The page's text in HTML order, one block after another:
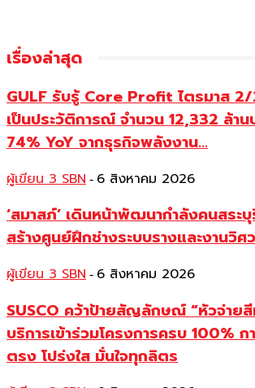
เรื่องล่าสุด
GULF รับรู้ Core Profit ไตรมาส
เป็นประวัติการณ์ จำนวน 12,332 ล้าน
74% YoY จากธุรกิจพลังงาน...
ผู้เขียน 3 SBN - 6 สิงหาคม 2026
‘สมาสภ์’ เดินหน้าพัฒนากำลังคนสระ
สร้างศูนย์ฝึกช่างระบบรางและงานวิศ
ผู้เขียน 3 SBN - 6 สิงหาคม 2026
SUSCO คว้าป้ายสัญลักษณ์ “หัวจ่าย
บริการเข้าร่วมโครงการครบ 100%
ตรง โปร่งใส มั่นใจทุกลิตร